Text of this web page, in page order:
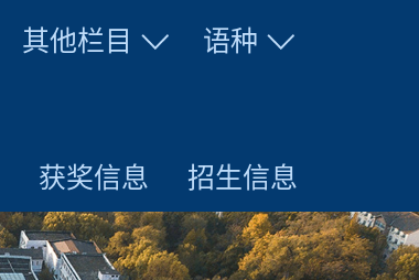
其他栏目 语种
获奖信息 招生信息